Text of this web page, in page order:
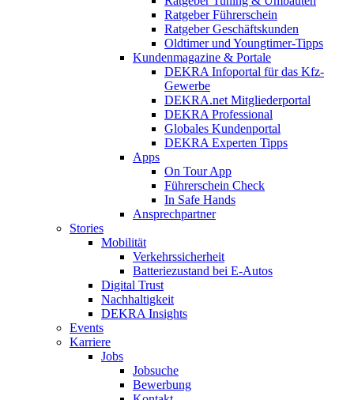
Ratgeber Führerschein
Ratgeber Geschäftskunden
Oldtimer und Youngtimer-Tipps
Kundenmagazine & Portale
DEKRA Infoportal für das Kfz-
Gewerbe
DEKRA.net Mitgliederportal
DEKRA Professional
Globales Kundenportal
DEKRA Experten Tipps
Apps
On Tour App
Führerschein Check
In Safe Hands
Ansprechpartner
Stories
Mobilität
Verkehrssicherheit
Batteriezustand bei E-Autos
Digital Trust
Nachhaltigkeit
DEKRA Insights
Events
Karriere
Jobs
Jobsuche
Bewerbung